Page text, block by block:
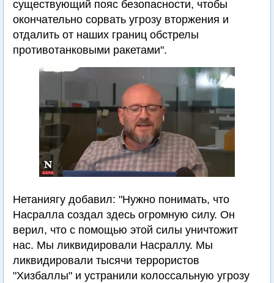
существующий пояс безопасности, чтобы
окончательно сорвать угрозу вторжения и
отдалить от наших границ обстрелы
противотанковыми ракетами".
Нетаниягу добавил: "Нужно понимать, что
Насралла создал здесь огромную силу. Он
верил, что с помощью этой силы уничтожит
нас. Мы ликвидировали Насраллу. Мы
ликвидировали тысячи террористов
"Хизбаллы" и устранили колоссальную угрозу